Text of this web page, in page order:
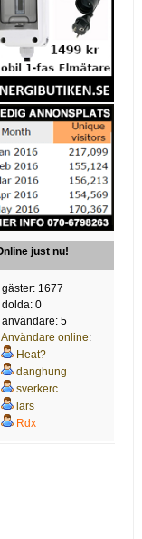
just nu!
gäster: 1677
dolda: 0
användare: 5
Användare online:
Heat?
danghung
sverkerc
lars
Rdx